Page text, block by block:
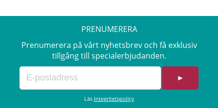
PRENUMERERA
Prenumerera på vårt nyhetsbrev och få exklusiv
tillgång till specialerbjudanden.
►
Läs Integritetspolicy